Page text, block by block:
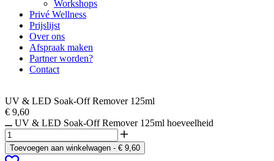
Workshops
Privé Wellness
Prijslijst
Over ons
Afspraak maken
Partner worden?
Contact
UV & LED Soak-Off Remover 125ml
€ 9,60
UV & LED Soak-Off Remover 125ml hoeveelheid
Toevoegen aan winkelwagen - € 9,60